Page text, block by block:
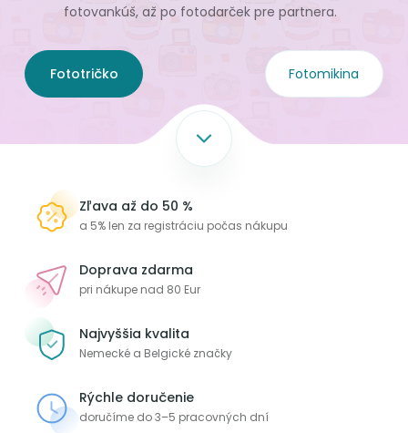
fotovankúš, až po fotodarček pre partnera.
Fototričko Fotomikina
Zľava až do 50 %
a 5% len za registráciu počas nákupu
Doprava zdarma
pri nákupe nad 80 Eur
Najvyššia kvalita
Nemecké a Belgické značky
Rýchle doručenie
doručíme do 3–5 pracovných dní